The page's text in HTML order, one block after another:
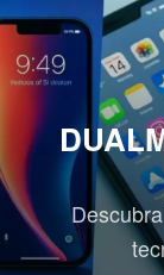
Saltar
contenido